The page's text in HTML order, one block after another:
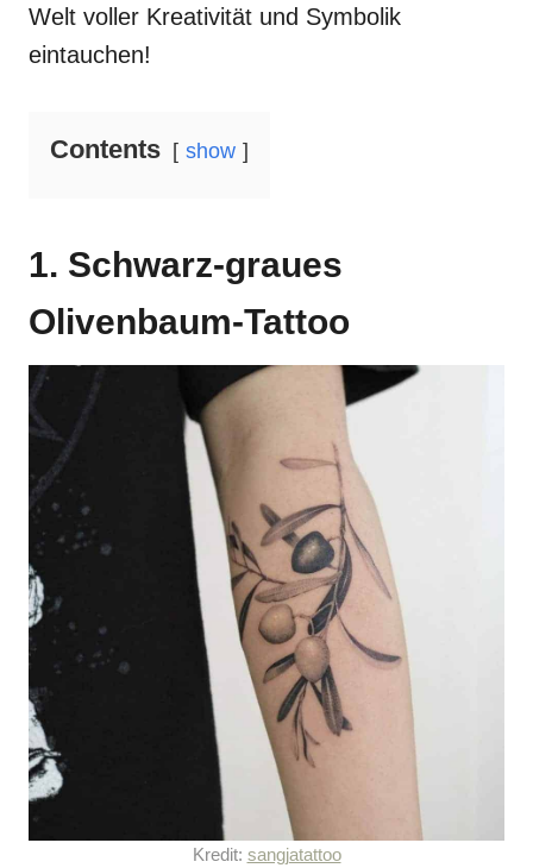
Welt voller Kreativität und Symbolik
eintauchen!
Contents show
1. Schwarz-graues
Olivenbaum-Tattoo
Kredit: sangjatattoo